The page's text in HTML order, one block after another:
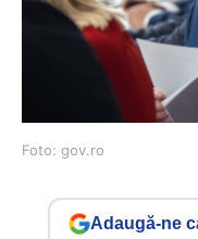
Foto: gov.ro
Adaugă-ne